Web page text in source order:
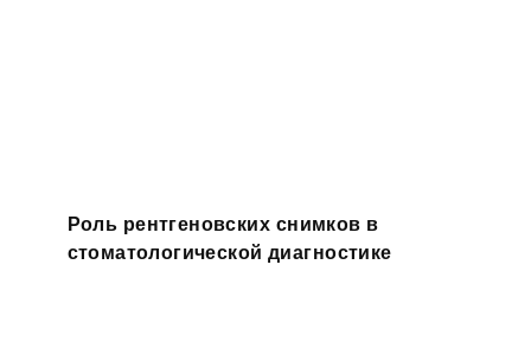
Роль рентгеновских снимков в
стоматологической диагностике